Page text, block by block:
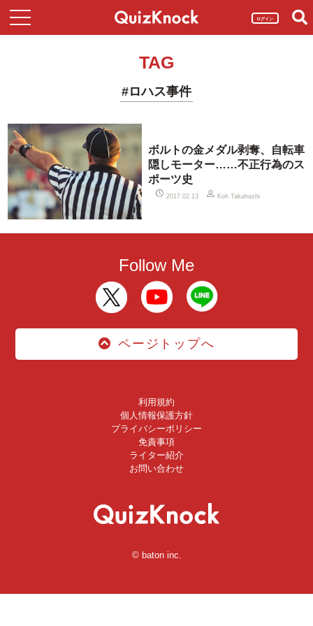
ログイン
TAG
#ロハス事件
ボルトの金メダル剥奪、自転車
隠しモーター……不正行為のス
ポーツ史
2017.02.13 Koh Takahashi
Follow Me
ページトップへ
利用規約
個人情報保護方針
プライバシーポリシー
免責事項
ライター紹介
お問い合わせ
© baton inc.